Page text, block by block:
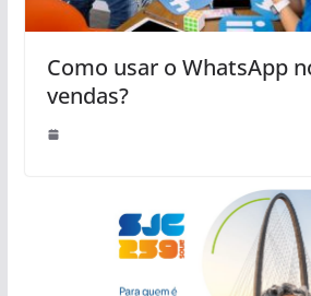
Como usar o WhatsApp
vendas?